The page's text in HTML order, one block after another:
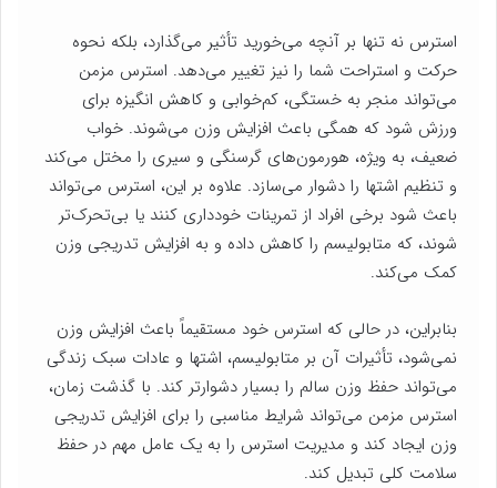
استرس نه تنها بر آنچه می‌خورید تأثیر می‌گذارد، بلکه نحوه
حرکت و استراحت شما را نیز تغییر می‌دهد. استرس مزمن
می‌تواند منجر به خستگی، کم‌خوابی و کاهش انگیزه برای
ورزش شود که همگی باعث افزایش وزن می‌شوند. خواب
ضعیف، به ویژه، هورمون‌های گرسنگی و سیری را مختل می‌کند
و تنظیم اشتها را دشوار می‌سازد. علاوه بر این، استرس می‌تواند
باعث شود برخی افراد از تمرینات خودداری کنند یا بی‌تحرک‌تر
شوند، که متابولیسم را کاهش داده و به افزایش تدریجی وزن
کمک می‌کند.
بنابراین، در حالی که استرس خود مستقیماً باعث افزایش وزن
نمی‌شود، تأثیرات آن بر متابولیسم، اشتها و عادات سبک زندگی
می‌تواند حفظ وزن سالم را بسیار دشوارتر کند. با گذشت زمان،
استرس مزمن می‌تواند شرایط مناسبی را برای افزایش تدریجی
وزن ایجاد کند و مدیریت استرس را به یک عامل مهم در حفظ
سلامت کلی تبدیل کند.